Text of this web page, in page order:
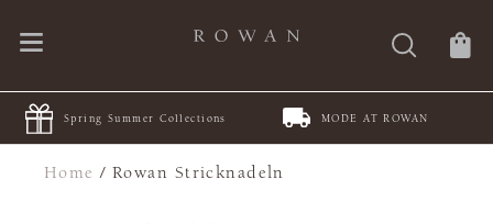
MODE AT ROWAN JOIN Juleteppe KAL
Home /Rowan Stricknadeln